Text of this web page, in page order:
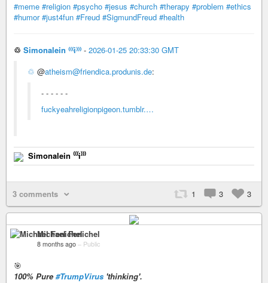
#meme #religion #psycho #jesus #church #therapy #problem #ethics
#humor #just4fun #Freud #SigmundFreud #health
♲ Simonalein ⁽⁽⁽i⁾⁾⁾ - 2026-01-25 20:33:30 GMT
♲ @atheism@friendica.produnis.de:
- - - - - -
fuckyeahreligionpigeon.tumblr.…
Simonalein ⁽⁽⁽i⁾⁾⁾
3 comments 1 3 3
Michael Fenichel
8 months ago – Public
🎯
100% Pure #TrumpVirus 'thinking'.